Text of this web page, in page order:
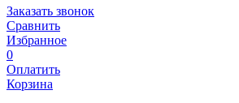
Заказать звонок
Сравнить
Избранное
0
Оплатить
Корзина